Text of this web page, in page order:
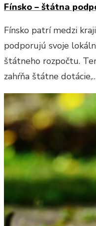
Fínsko – štátna
Fínsko patrí medzi
podporujú svoje
štátneho rozpočtu.
zahŕňa štátne